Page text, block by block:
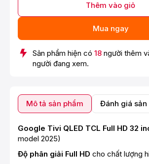
Thêm vào giỏ
Mua ngay
Sản phẩm hiện có 18 người thêm
người đang xem.
Mô tả sản phẩm Đánh giá sản
Google Tivi QLED TCL Full HD 32
model 2025)
Độ phân giải Full HD cho chất lượng